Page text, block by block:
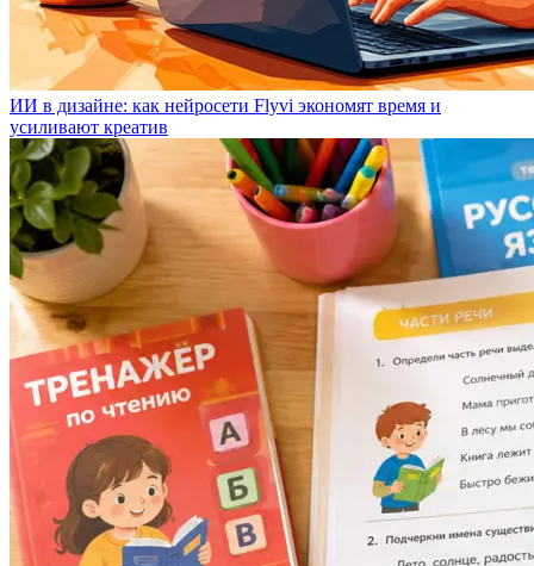
ИИ в дизайне: как нейросети Flyvi экономят время и
усиливают креатив